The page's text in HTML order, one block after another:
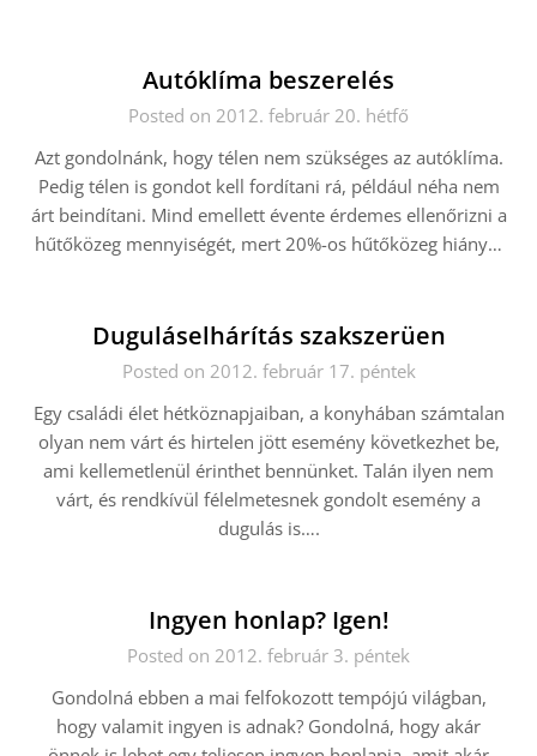
Autóklíma beszerelés
Posted on 2012. február 20. hétfő
Azt gondolnánk, hogy télen nem szükséges az autóklíma.
Pedig télen is gondot kell fordítani rá, például néha nem
árt beindítani. Mind emellett évente érdemes ellenőrizni a
hűtőközeg mennyiségét, mert 20%-os hűtőközeg hiány…
Duguláselhárítás szakszerüen
Posted on 2012. február 17. péntek
Egy családi élet hétköznapjaiban, a konyhában számtalan
olyan nem várt és hirtelen jött esemény következhet be,
ami kellemetlenül érinthet bennünket. Talán ilyen nem
várt, és rendkívül félelmetesnek gondolt esemény a
dugulás is….
Ingyen honlap? Igen!
Posted on 2012. február 3. péntek
Gondolná ebben a mai felfokozott tempójú világban,
hogy valamit ingyen is adnak? Gondolná, hogy akár